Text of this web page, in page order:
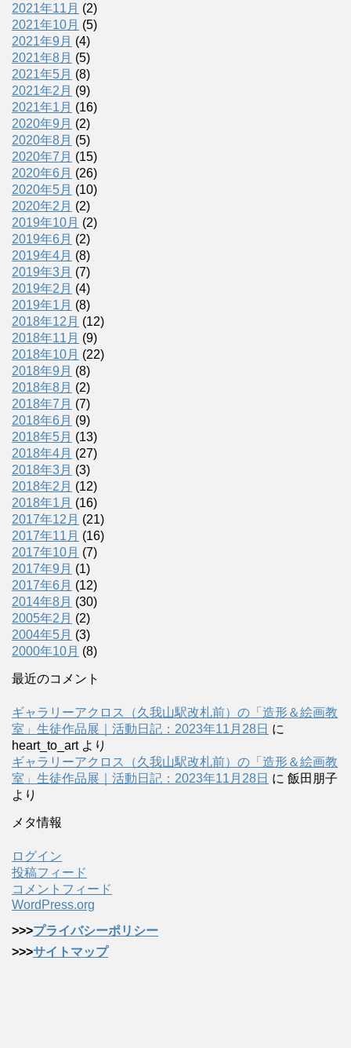
2021年11月 (2)
2021年10月 (5)
2021年9月 (4)
2021年8月 (5)
2021年5月 (8)
2021年2月 (9)
2021年1月 (16)
2020年9月 (2)
2020年8月 (5)
2020年7月 (15)
2020年6月 (26)
2020年5月 (10)
2020年2月 (2)
2019年10月 (2)
2019年6月 (2)
2019年4月 (8)
2019年3月 (7)
2019年2月 (4)
2019年1月 (8)
2018年12月 (12)
2018年11月 (9)
2018年10月 (22)
2018年9月 (8)
2018年8月 (2)
2018年7月 (7)
2018年6月 (9)
2018年5月 (13)
2018年4月 (27)
2018年3月 (3)
2018年2月 (12)
2018年1月 (16)
2017年12月 (21)
2017年11月 (16)
2017年10月 (7)
2017年9月 (1)
2017年6月 (12)
2014年8月 (30)
2005年2月 (2)
2004年5月 (3)
2000年10月 (8)
最近のコメント
ギャラリーアクロス（久我山駅改札前）の「造形＆絵画教
室」生徒作品展｜活動日記：2023年11月28日 に
heart_to_artより
ギャラリーアクロス（久我山駅改札前）の「造形＆絵画教
室」生徒作品展｜活動日記：2023年11月28日 に 飯田朋子
より
メタ情報
ログイン
投稿フィード
コメントフィード
WordPress.org
>>>プライバシーポリシー
>>>サイトマップ